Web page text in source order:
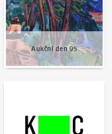
Aukční den 95